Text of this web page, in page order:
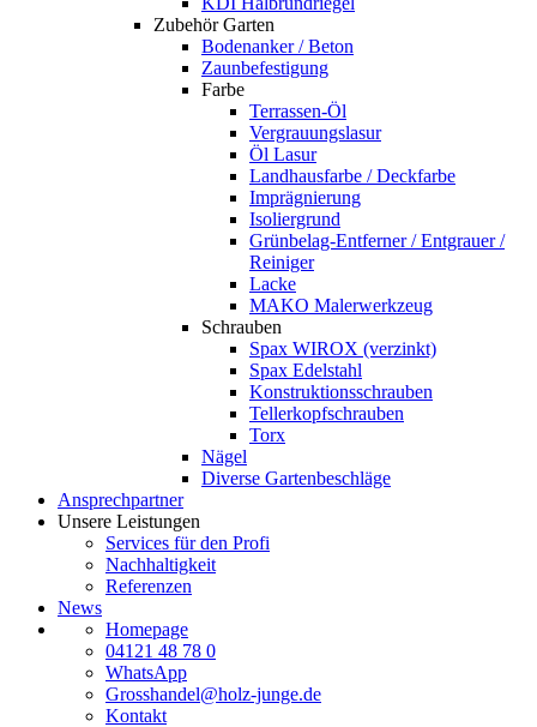
Zubehör Garten
Bodenanker / Beton
Zaunbefestigung
Farbe
Terrassen-Öl
Vergrauungslasur
Öl Lasur
Landhausfarbe / Deckfarbe
Imprägnierung
Isoliergrund
Grünbelag-Entferner / Entgrauer /
Reiniger
Lacke
MAKO Malerwerkzeug
Schrauben
Spax WIROX (verzinkt)
Spax Edelstahl
Konstruktionsschrauben
Tellerkopfschrauben
Torx
Nägel
Diverse Gartenbeschläge
Ansprechpartner
Unsere Leistungen
Services für den Profi
Nachhaltigkeit
Referenzen
News
Homepage
04121 48 78 0
WhatsApp
Grosshandel@holz-junge.de
Kontakt